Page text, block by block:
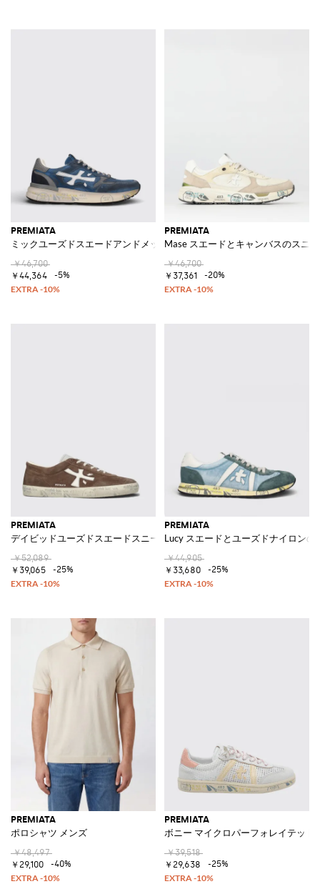
PREMIATA
ミックユーズドスエードアンドメッシュスニーカー
￥46,700
￥44,364
-5%
PREMIATA
Mase スエードとキャンバスのスニ
￥46,700
￥37,361
-20%
PREMIATA
デイビッドユーズドスエードスニーカー
￥52,089
￥39,065
-25%
PREMIATA
Lucy スエードとユーズドナイロンの
￥44,905
￥33,680
-25%
PREMIATA
ポロシャツ メンズ
￥48,497
￥29,100
-40%
PREMIATA
ボニー マイクロパーフォレイテッド
￥39,518
￥29,638
-25%